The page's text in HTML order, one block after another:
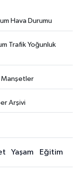
Hava Durumu
Trafik Yoğunluk
Manşetler
Arşivi
Yaşam Eğitim